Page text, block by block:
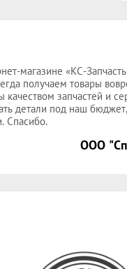
магазине «КС-
получаем товары
запчастей и
детали под наш
Спасибо.
ООО